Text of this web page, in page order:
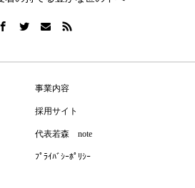
事業内容
採用サイト
代表若森 note
ﾌﾟﾗｲﾊﾞｼｰﾎﾟﾘｼｰ